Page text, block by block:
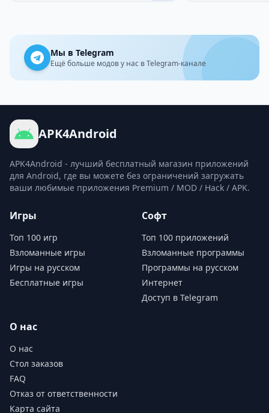
Мы в Telegram
Ещё больше модов у нас в Telegram-канале
APK4Android
APK4Android - лучший бесплатный магазин приложений
для Android, где вы можете без ограничений загружать
ваши любимые приложения Premium / MOD / Hack / APK.
Игры
Топ 100 игр
Взломанные игры
Игры на русском
Бесплатные игры
Софт
Топ 100 приложений
Взломанные программы
Программы на русском
Интернет
Доступ в Telegram
О нас
О нас
Стол заказов
FAQ
Отказ от ответственности
Карта сайта